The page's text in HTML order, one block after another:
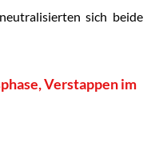
sich beide
Verstappen im